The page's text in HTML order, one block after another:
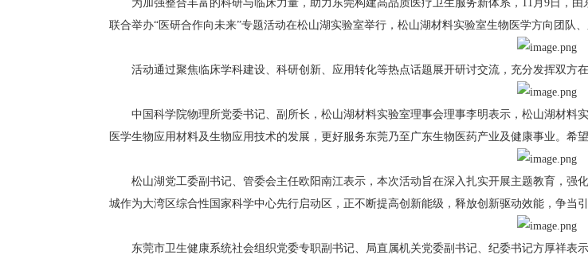
为加强整合丰富的科研与临床力量，助力东莞构建高品质医疗卫生服务新体系，11月9日，由
联合举办“医研合作向未来”专题活动在松山湖实验室举行，松山湖材料实验室生物医学方向团队
活动通过聚焦临床学科建设、科研创新、应用转化等热点话题展开研讨交流，充分发挥双方在
中国科学院物理所党委书记、副所长，松山湖材料实验室理事会理事李明表示，松山湖材料
医学生物应用材料及生物应用技术的发展，更好服务东莞乃至广东生物医药产业及健康事业。希
松山湖党工委副书记、管委会主任欧阳南江表示，本次活动旨在深入扎实开展主题教育，强
城作为大湾区综合性国家科学中心先行启动区，正不断提高创新能级，释放创新驱动效能，争当
东莞市卫生健康系统社会组织党委专职副书记、局直属机关党委副书记、纪委书记方厚祥表